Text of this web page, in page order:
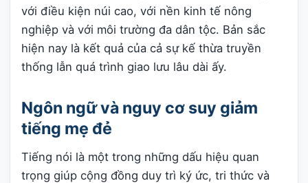
với điều kiện núi cao, với nền kinh tế nông
nghiệp và với môi trường đa dân tộc. Bản sắc
hiện nay là kết quả của cả sự kế thừa truyền
thống lẫn quá trình giao lưu lâu dài ấy.
Ngôn ngữ và nguy cơ suy giảm
tiếng mẹ đẻ
Tiếng nói là một trong những dấu hiệu quan
trọng giúp cộng đồng duy trì ký ức, tri thức và